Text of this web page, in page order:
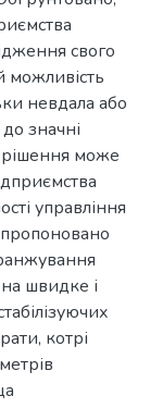
свого
можливість
невдала або
значні
рішення може
управління
швидке і
котрі